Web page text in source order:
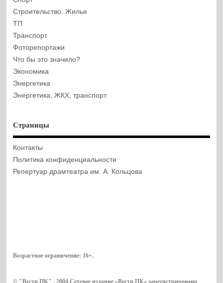
Строительство. Жилье
ТП
Транспорт
Фоторепортажи
Что бы это значило?
Экономика
Энергетика
Энергетика, ЖКХ, транспорт
Страницы
Контакты
Политика конфиденциальности
Репертуар драмтеатра им. А. Кольцова
Возрастное ограничение: 16+.
© "Вести ПК" , 2004.Сетевое издание «Вести ПК» зарегистрировано